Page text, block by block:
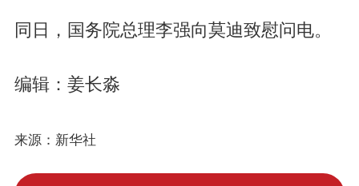
同日，国务院总理李强向莫迪致慰问电。
编辑：姜长淼
来源：新华社